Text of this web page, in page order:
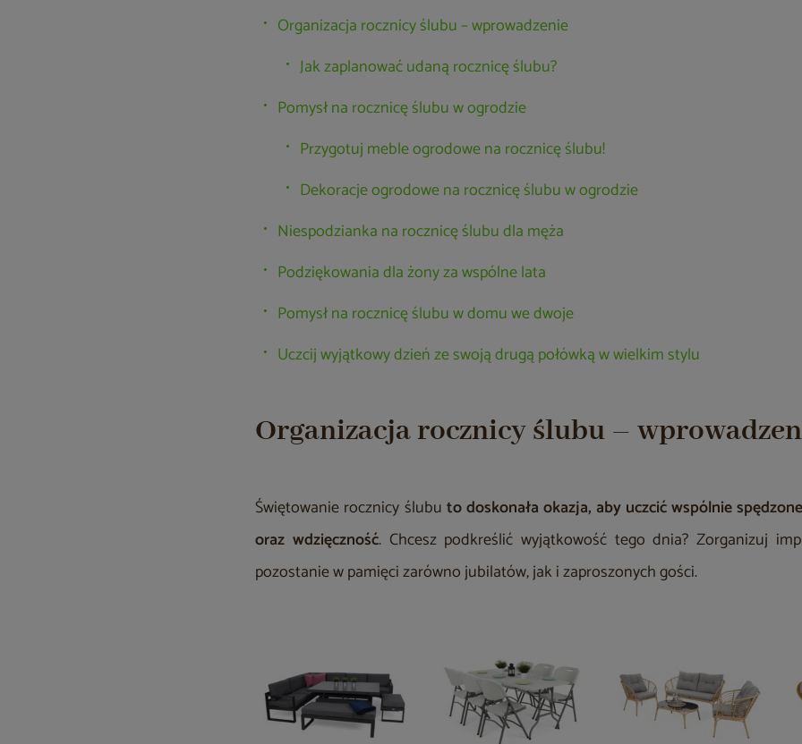
Organizacja rocznicy ślubu – wprowadzenie
Jak zaplanować udaną rocznicę ślubu?
Pomysł na rocznicę ślubu w ogrodzie
Przygotuj meble ogrodowe na rocznicę ślubu!
Dekoracje ogrodowe na rocznicę ślubu w ogrodzie
Niespodzianka na rocznicę ślubu dla męża
Podziękowania dla żony za wspólne lata
Pomysł na rocznicę ślubu w domu we dwoje
Uczcij wyjątkowy dzień ze swoją drugą połówką w wielkim stylu
Organizacja rocznicy ślubu –
Świętowanie rocznicy ślubu to doskonała okazja, aby uczcić wspólnie
oraz wdzięczność. Chcesz podkreślić wyjątkowość tego dnia? Zorganizuj
pozostanie w pamięci zarówno jubilatów, jak i zaproszonych gości.